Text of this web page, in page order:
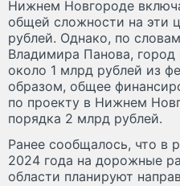
Нижнем Новгороде
общей сложности на эти
рублей. Однако, по
Владимира Панова,
около 1 млрд рублей из
образом, общее
по проекту в Нижнем
порядка 2 млрд рублей.
Ранее сообщалось, что в
2024 года на дорожные
области планируют